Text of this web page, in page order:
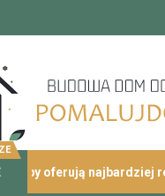
najbardziej